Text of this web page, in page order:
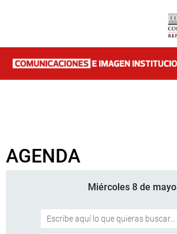
AGENDA
Miércoles 8 de mayo